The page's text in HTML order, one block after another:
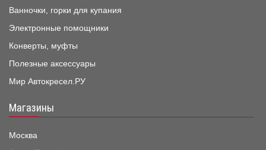
Ванночки, горки для купания
Электронные помощники
Конверты, муфты
Полезные аксессуары
Мир Автокресел.РУ
Магазины
Москва